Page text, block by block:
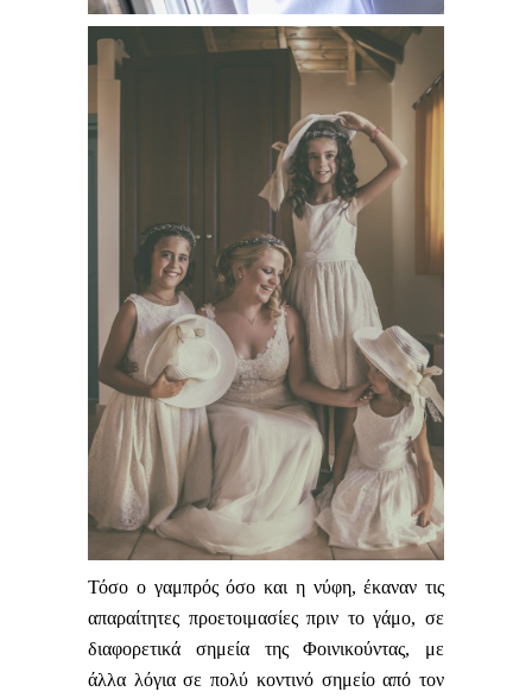
Τόσο ο γαμπρός όσο και η νύφη, έκαναν τις
απαραίτητες προετοιμασίες πριν το γάμο, σε
διαφορετικά σημεία της Φοινικούντας, με
άλλα λόγια σε πολύ κοντινό σημείο από τον